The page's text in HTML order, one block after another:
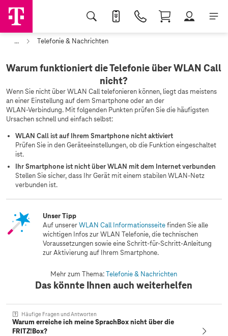
... Telefonie & Nachrichten
Warum funktioniert die Telefonie über WLAN Call
nicht?
Wenn Sie nicht über WLAN Call telefonieren können, liegt das meistens
an einer Einstellung auf dem Smartphone oder an der
WLAN‑Verbindung. Mit folgenden Punkten prüfen Sie die häufigsten
Ursachen schnell und einfach selbst:
WLAN Call ist auf Ihrem Smartphone nicht aktiviert
Prüfen Sie in den Geräteeinstellungen, ob die Funktion eingeschaltet
ist.
Ihr Smartphone ist nicht über WLAN mit dem Internet verbunden
Stellen Sie sicher, dass Ihr Gerät mit einem stabilen WLAN-Netz
verbunden ist.
Unser Tipp
Auf unsererWLAN Call Informationsseitefinden Sie alle
wichtigen Infos zur WLAN Telefonie, die technischen
Voraussetzungen sowie eine Schritt‑für‑Schritt‑Anleitung
zur Aktivierung auf Ihrem Smartphone.
Mehr zum Thema:Telefonie & Nachrichten
Das könnte Ihnen auch weiterhelfen
Häufige Fragen und Antworten
Warum erreiche ich meine SprachBox nicht über die
FRITZ!Box?